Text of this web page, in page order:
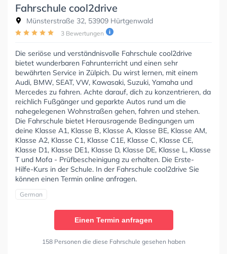
Fahrschule cool2drive
Münsterstraße 32, 53909 Hürtgenwald
3 Bewertungen
Die seriöse und verständnisvolle Fahrschule cool2drive
bietet wunderbaren Fahrunterricht und einen sehr
bewährten Service in Zülpich. Du wirst lernen, mit einem
Audi, BMW, SEAT, VW, Kawasaki, Suzuki, Yamaha und
Mercedes zu fahren. Achte darauf, dich zu konzentrieren, da
reichlich Fußgänger und geparkte Autos rund um die
nahegelegenen Wohnstraßen gehen, fahren und stehen.
Die Fahrschule bietet Herausragende Bedingungen um
deine Klasse A1, Klasse B, Klasse A, Klasse BE, Klasse AM,
Klasse A2, Klasse C1, Klasse C1E, Klasse C, Klasse CE,
Klasse D1, Klasse DE1, Klasse D, Klasse DE, Klasse L, Klasse
T und Mofa - Prüfbescheinigung zu erhalten. Die Erste-
Hilfe-Kurs in der Schule. In der Fahrschule cool2drive Sie
können einen Termin online anfragen.
German
Einen Termin anfragen
158 Personen die diese Fahrschule gesehen haben